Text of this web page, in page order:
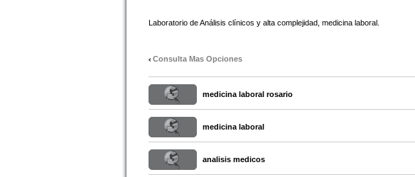
Laboratorio de Análisis clínicos y alta complejidad, medicina laboral.
Consulta Mas Opciones
medicina laboral rosario
medicina laboral
analisis medicos